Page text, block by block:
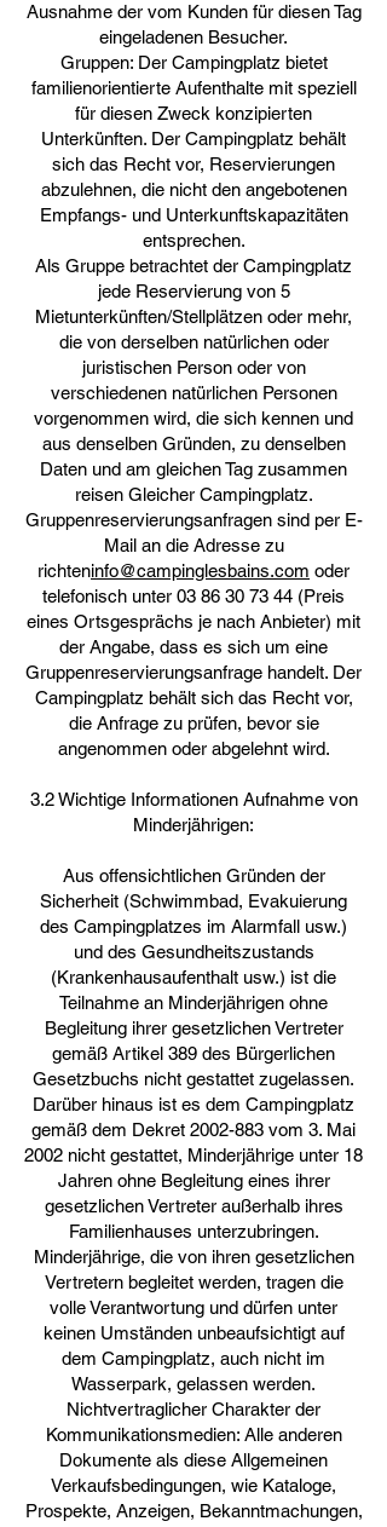
Ausnahme der vom Kunden für diesen Tag
eingeladenen Besucher.
Gruppen: Der Campingplatz bietet
familienorientierte Aufenthalte mit speziell
für diesen Zweck konzipierten
Unterkünften. Der Campingplatz behält
sich das Recht vor, Reservierungen
abzulehnen, die nicht den angebotenen
Empfangs- und Unterkunftskapazitäten
entsprechen.
Als Gruppe betrachtet der Campingplatz
jede Reservierung von 5
Mietunterkünften/Stellplätzen oder mehr,
die von derselben natürlichen oder
juristischen Person oder von
verschiedenen natürlichen Personen
vorgenommen wird, die sich kennen und
aus denselben Gründen, zu denselben
Daten und am gleichen Tag zusammen
reisen Gleicher Campingplatz.
Gruppenreservierungsanfragen sind per E-
Mail an die Adresse zu
richteninfo@campinglesbains.com oder
telefonisch unter 03 86 30 73 44 (Preis
eines Ortsgesprächs je nach Anbieter) mit
der Angabe, dass es sich um eine
Gruppenreservierungsanfrage handelt. Der
Campingplatz behält sich das Recht vor,
die Anfrage zu prüfen, bevor sie
angenommen oder abgelehnt wird.
3.2 Wichtige Informationen Aufnahme von
Minderjährigen:
Aus offensichtlichen Gründen der
Sicherheit (Schwimmbad, Evakuierung
des Campingplatzes im Alarmfall usw.)
und des Gesundheitszustands
(Krankenhausaufenthalt usw.) ist die
Teilnahme an Minderjährigen ohne
Begleitung ihrer gesetzlichen Vertreter
gemäß Artikel 389 des Bürgerlichen
Gesetzbuchs nicht gestattet zugelassen.
Darüber hinaus ist es dem Campingplatz
gemäß dem Dekret 2002-883 vom 3. Mai
2002 nicht gestattet, Minderjährige unter 18
Jahren ohne Begleitung eines ihrer
gesetzlichen Vertreter außerhalb ihres
Familienhauses unterzubringen.
Minderjährige, die von ihren gesetzlichen
Vertretern begleitet werden, tragen die
volle Verantwortung und dürfen unter
keinen Umständen unbeaufsichtigt auf
dem Campingplatz, auch nicht im
Wasserpark, gelassen werden.
Nichtvertraglicher Charakter der
Kommunikationsmedien: Alle anderen
Dokumente als diese Allgemeinen
Verkaufsbedingungen, wie Kataloge,
Prospekte, Anzeigen, Bekanntmachungen,